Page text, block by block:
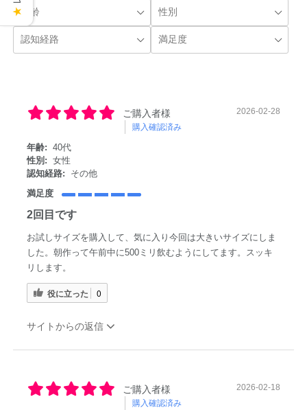
ご購入者様
購入確認済み
2026-02-28
年齢: 40代
性別: 女性
認知経路:
その他
満足度
2回目です
お試しサイズを購入して、気に入り今回は大きいサイズにしま
した。朝作って午前中に500ミリ飲むようにしてます。スッキ
リします。
役に立った 0
サイトからの返信
ご購入者様
購入確認済み
2026-02-18
★